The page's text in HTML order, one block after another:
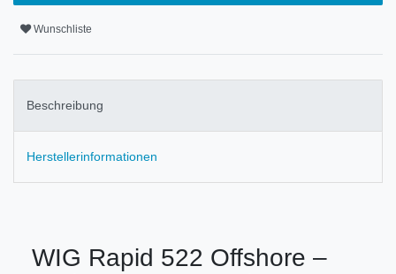
Wunschliste
Beschreibung
Herstellerinformationen
WIG Rapid 522 Offshore –